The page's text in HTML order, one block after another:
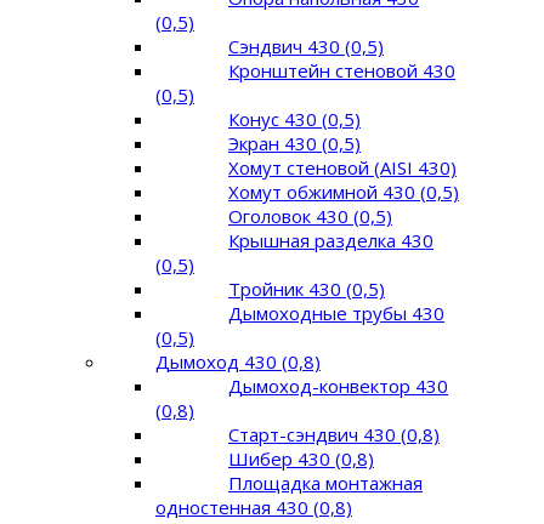
(0,5)
Сэндвич 430 (0,5)
Кронштейн стеновой 430
(0,5)
Конус 430 (0,5)
Экран 430 (0,5)
Хомут стеновой (AISI 430)
Хомут обжимной 430 (0,5)
Оголовок 430 (0,5)
Крышная разделка 430
(0,5)
Тройник 430 (0,5)
Дымоходные трубы 430
(0,5)
Дымоход 430 (0,8)
Дымоход-конвектор 430
(0,8)
Старт-сэндвич 430 (0,8)
Шибер 430 (0,8)
Площадка монтажная
одностенная 430 (0,8)